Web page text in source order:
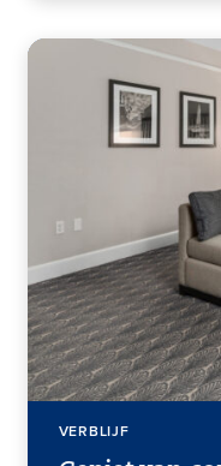
VERBLIJF